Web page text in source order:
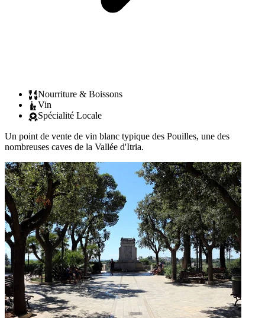
Nourriture & Boissons
Vin
Spécialité Locale
Un point de vente de vin blanc typique des Pouilles, une des
nombreuses caves de la Vallée d'Itria.